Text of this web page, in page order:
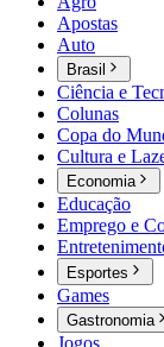
Apostas
Auto
Brasil
Ciência e
Colunas
Copa do
Cultura e
Economia
Educação
Emprego e
Esportes
Games
Gastronomia
Jogos